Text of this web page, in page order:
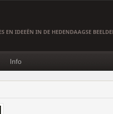
EN IDEEËN IN DE HEDENDAAGSE
Info